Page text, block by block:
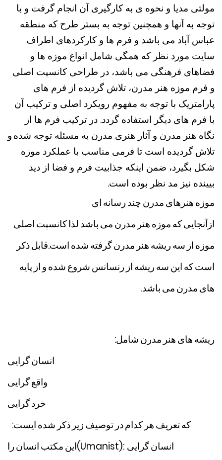
مولتی مدیا و نحوه ی به کارگیری آن انجام گرفت و با
توجه به آنها و همچنین توجه به بستر طرح که منطقه
عباس آباد می باشد و فرم ها و کارکردهای اطراف
سایت مورد نظر که همگی شامل انواع موزه ها و
فضاهای فرهنگی می باشد، در طراحی کانسپت اصلی
و فرم موزه هنر مدرن، تلاش گردیده از فرم های
پارامتریک با توجه به مفهوم رویکرد اصلی و ترکیب آن
با فرم های دیگر استفاده گردد. در ترکیب فرم ها از
نگاه هنر مدرن و آثار هنری مدرن به مسئله توجه شدهو
تلاش گردیده است تا فرمی مناسب با عملکرد موزه
شکل بگیرد، ضمن اینکه جذابیت فرم و فضا از دید
بیینده نیز مد نظر بوده است.
موزههنرهایمدرنچندرسانهای
ازآنجاییکهموزههنر مدرنمیباشد لذاکانسپتاصلی
موزهاز سهریشههنر مدرنگرفتهشدهاست.قابلذکر
استکهاینسهریشهاز رنسانسشروعشدهواز پایه
هایمدرنمیباشد.
ریشههایهنر مدرنشامل:
انسانگرایی
واقعگرایی
خردگرایی
کهتعریفهر کدامدر توصیفزیر ذکر شدهایست:
انسانگرایی (Umanist):اینمکتبانسانرا